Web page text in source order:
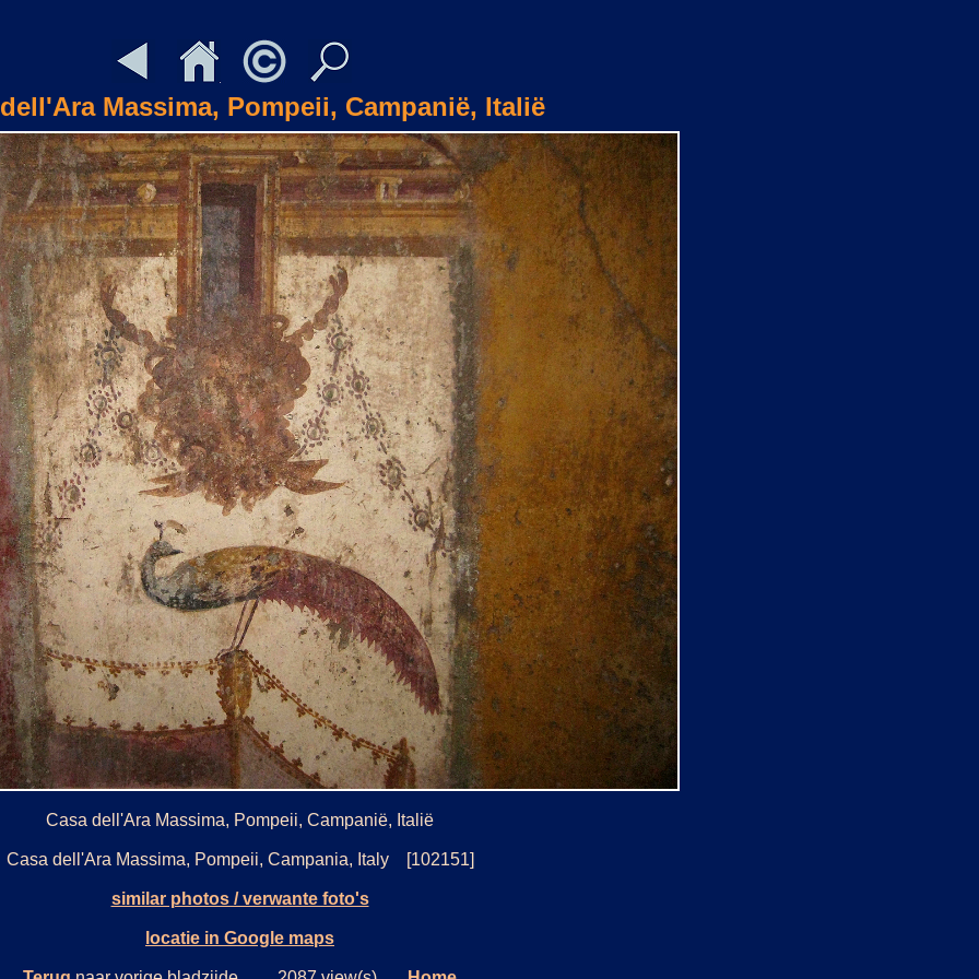
Massima, Pompeii, Campanië, Italië
Casa dell'Ara Massima, Pompeii, Campanië, Italië
Casa dell'Ara Massima, Pompeii, Campania, Italy [102151]
similar photos / verwante foto's
locatie in Google maps